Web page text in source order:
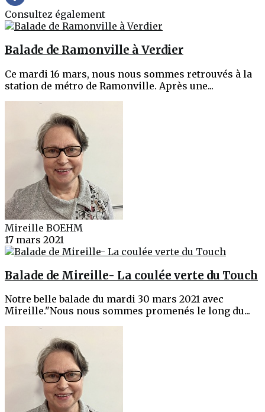
Consultez également
Balade de Ramonville à Verdier
Ce mardi 16 mars, nous nous sommes retrouvés à la
station de métro de Ramonville. Après une...
Mireille BOEHM
17 mars 2021
Balade de Mireille- La coulée verte du Touch
Notre belle balade du mardi 30 mars 2021 avec
Mireille."Nous nous sommes promenés le long du...